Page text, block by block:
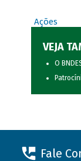
Ações
VEJA
O
Fale